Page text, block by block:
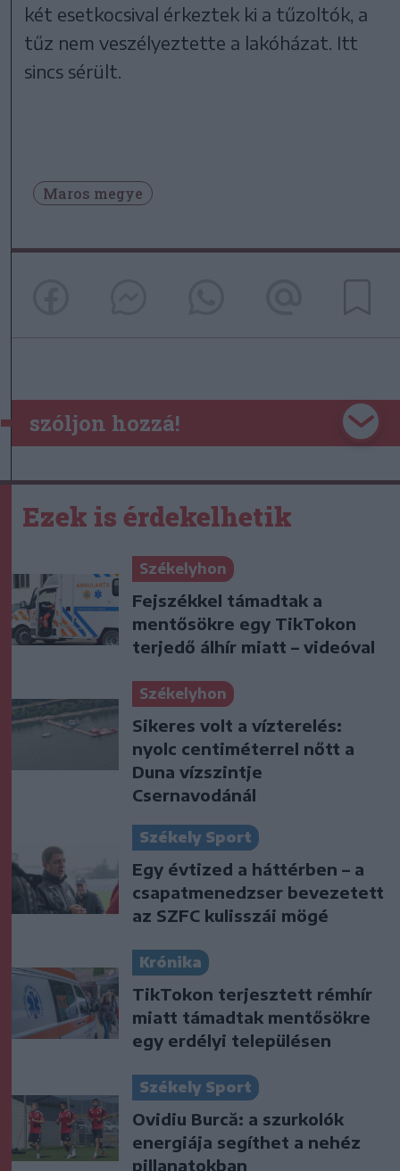
két esetkocsival érkeztek ki a tűzoltók, a
tűz nem veszélyeztette a lakóházat. Itt
sincs sérült.
Maros megye
szóljon hozzá!
Ezek is érdekelhetik
Székelyhon
Fejszékkel támadtak a
mentősökre egy TikTokon
terjedő álhír miatt – videóval
Székelyhon
Sikeres volt a vízterelés:
nyolc centiméterrel nőtt a
Duna vízszintje
Csernavodánál
Székely Sport
Egy évtized a háttérben – a
csapatmenedzser bevezetett
az SZFC kulisszái mögé
Krónika
TikTokon terjesztett rémhír
miatt támadtak mentősökre
egy erdélyi településen
Székely Sport
Ovidiu Burcă: a szurkolók
energiája segíthet a nehéz
pillanatokban